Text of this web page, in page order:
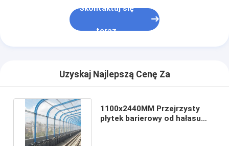
Skontaktuj się
teraz
Uzyskaj Najlepszą Cenę Za
1100x2440MM Przejrzysty
płytek barierowy od hałasu